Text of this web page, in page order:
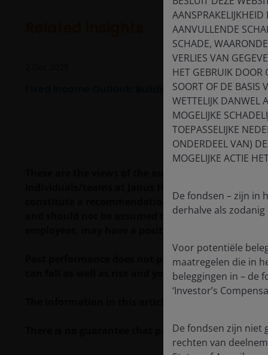
Fixed Income Outlook: Building resilience in 2026
constitute a recommendation to buy, sell or
and should not be assumed to be profitable.
Past performance does not predict future
can fall as well as rise and you may not get back
There is no guarantee that past trends will
AANVULLENDE
SCHADE,
VERLIES VAN
HET GEBRUIK DOOR
SOORT OF DE BASIS
WETTELIJK DANWEL
MOGELIJKE
TOEPASSELIJKE
ONDERDEEL VAN)
MOGELIJKE ACTIE
De fondsen – zijn in
derhalve als
Voor potentiële
maatregelen die in
beleggingen in – de
‘Investor’s
De fondsen zijn niet
rechten van